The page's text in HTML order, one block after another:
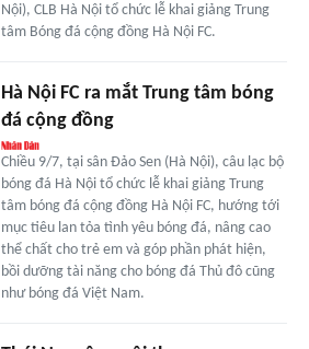
Nội), CLB Hà Nội tổ chức lễ khai giảng Trung
tâm Bóng đá cộng đồng Hà Nội FC.
Hà Nội FC ra mắt Trung tâm bóng
đá cộng đồng
Chiều 9/7, tại sân Đảo Sen (Hà Nội), câu lạc bộ
bóng đá Hà Nội tổ chức lễ khai giảng Trung
tâm bóng đá cộng đồng Hà Nội FC, hướng tới
mục tiêu lan tỏa tình yêu bóng đá, nâng cao
thể chất cho trẻ em và góp phần phát hiện,
bồi dưỡng tài năng cho bóng đá Thủ đô cũng
như bóng đá Việt Nam.